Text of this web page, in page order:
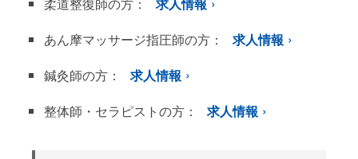
柔道整復師の方：
求人情報
あん摩マッサージ指圧師の方：
求人情報
鍼灸師の方：
求人情報
整体師・セラピストの方：
求人情報